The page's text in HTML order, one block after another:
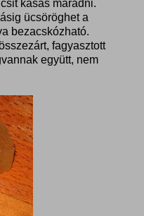
kásás maradni.
ücsöröghet a
bezacskózható.
fagyasztott
együtt, nem